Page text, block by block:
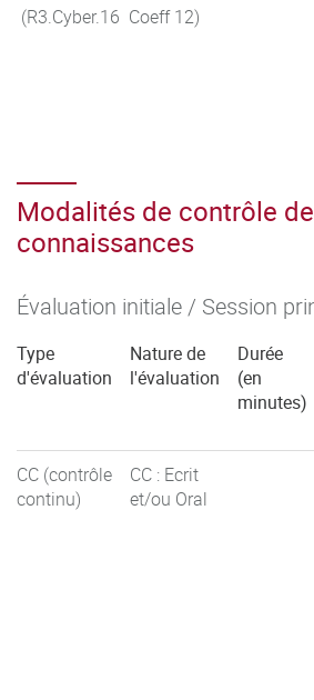
(R3.Cyber.16 Coeff 12)
Modalités de contrôle
connaissances
Évaluation initiale / Session
Type
d'évaluation
Nature de
l'évaluation
Durée
(en
minutes)
CC (contrôle
continu)
CC : Ecrit
et/ou Oral